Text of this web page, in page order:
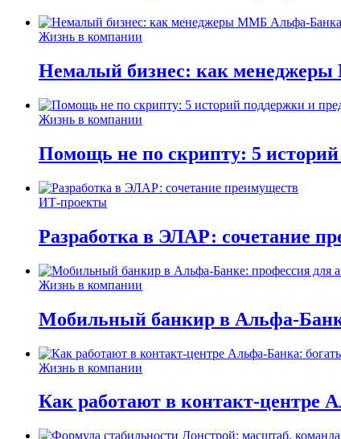
Жизнь в компании
Немалый бизнес: как
Жизнь в компании
Помощь не по скрипту: 5
ИТ-проекты
Разработка в ЭЛАР: сочетание
Жизнь в компании
Мобильный банкир в Альфа-
Жизнь в компании
Как работают в контакт-центре